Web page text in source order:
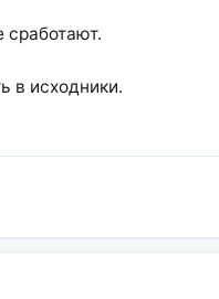
сработают.
в исходники.